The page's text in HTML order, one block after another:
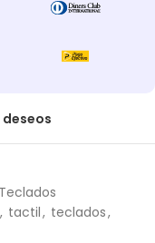
Teclados
, tactil, teclados,